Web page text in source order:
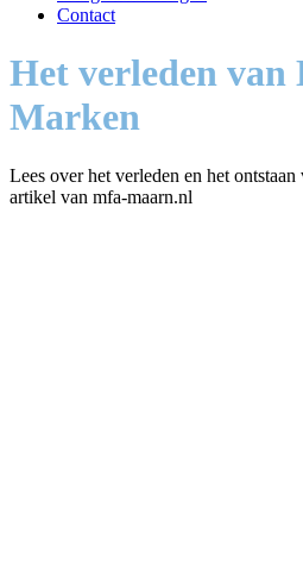
Contact
Het verleden van
Marken
Lees over het verleden en het
artikel van mfa-maarn.nl